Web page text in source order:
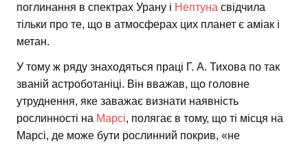
поглинання в спектрах Урану і Нептуна свідчила
тільки про те, що в атмосферах цих планет є аміак і
метан.
У тому ж ряду знаходяться праці Г. А. Тихова по так
званій астроботаніці. Він вважав, що головне
утруднення, яке заважає визнати наявність
рослинності на Марсі, полягає в тому, що ті місця на
Марсі, де може бути рослинний покрив, «не